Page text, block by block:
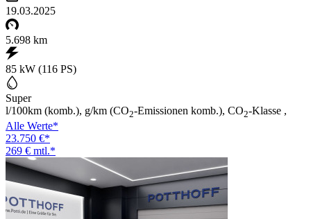
19.03.2025
5.698 km
85 kW (116 PS)
Super
l/100km (komb.), g/km (CO2-Emissionen komb.), CO2-Klasse ,
Alle Werte*
23.750 €*
269 € mtl.*